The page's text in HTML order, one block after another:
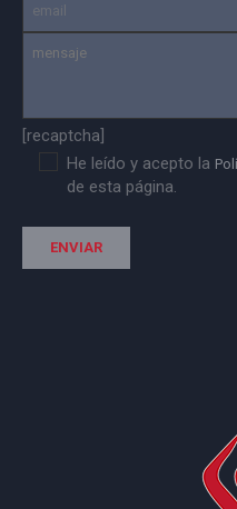
[recaptcha]
He leído y acepto la
de esta página.